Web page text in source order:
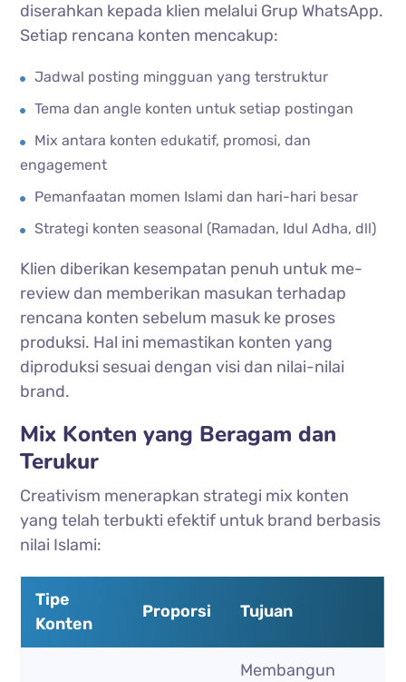
diserahkan kepada klien melalui Grup WhatsApp.
Setiap rencana konten mencakup:
Jadwal posting mingguan yang terstruktur
Tema dan angle konten untuk setiap postingan
Mix antara konten edukatif, promosi, dan
engagement
Pemanfaatan momen Islami dan hari-hari besar
Strategi konten seasonal (Ramadan, Idul Adha, dll)
Klien diberikan kesempatan penuh untuk me-
review dan memberikan masukan terhadap
rencana konten sebelum masuk ke proses
produksi. Hal ini memastikan konten yang
diproduksi sesuai dengan visi dan nilai-nilai
brand.
Mix Konten yang Beragam dan
Terukur
Creativism menerapkan strategi mix konten
yang telah terbukti efektif untuk brand berbasis
nilai Islami:
Tipe
Konten
Proporsi Tujuan
Membangun